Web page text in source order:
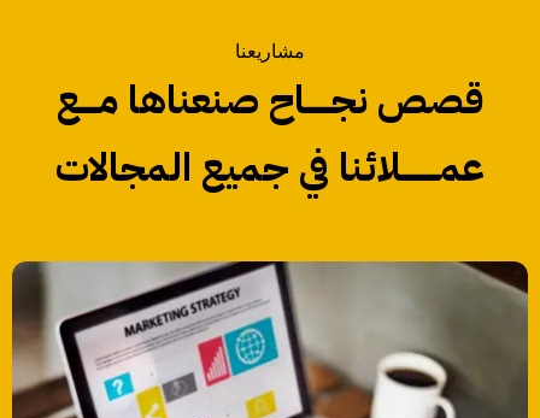
مشاريعنا
قصص نجـــــــاح صنعناها مـــــع
عمــــــــــلائنا في جميع المجالات